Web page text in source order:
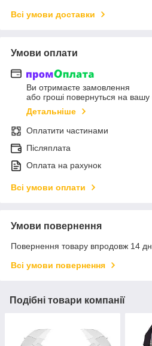
Всі умови доставки
Умови оплати
Ви отримаєте замовлення
або гроші повернуться на вашу
Детальніше
Оплатити частинами
Післяплата
Оплата на рахунок
Всі умови оплати
Умови повернення
Повернення товару впродовж 14
Всі умови повернення
Подібні товари компанії